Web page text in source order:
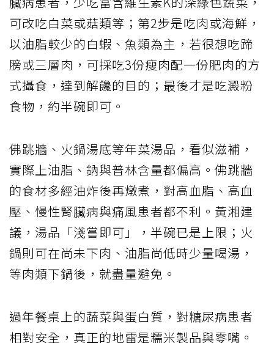
可改吃白菜或菇類等；第2步是吃肉或海鮮，
以油脂較少的白蝦、魚類為主，若很想吃蹄
膀或三層肉，可採吃3份瘦肉配一份肥肉的方
式攝食，達到解饞的目的；最後才是吃澱粉
食物，約半碗即可。
佛跳牆、火鍋湯底等年菜湯品，看似滋補，
實際上油脂、鈉與普林含量都偏高。佛跳牆
的食材多經油炸後再燉煮，對高血脂、高血
壓、慢性腎臟病與痛風患者都不利。黃湘建
議，湯品「淺嘗即可」，半碗已是上限；火
鍋則可在尚未下肉、油脂尚低時少量喝湯，
等肉類下鍋後，就盡量避免。
過年餐桌上的蔬菜與蛋白質，對糖尿病患者
相對安全，真正的地雷是糯米製品與零嘴。